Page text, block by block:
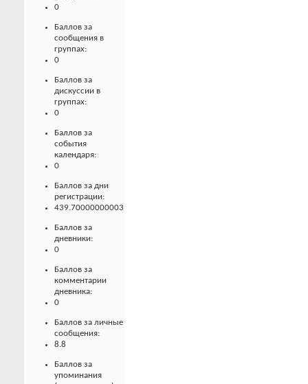
0
Баллов за
сообщения в
группах:
0
Баллов за
дискуссии в
группах:
0
Баллов за
события
календаря:
0
Баллов за дни
регистрации:
439.70000000003
Баллов за
дневники:
0
Баллов за
комментарии
дневника:
0
Баллов за личные
сообщения:
8.8
Баллов за
упоминания